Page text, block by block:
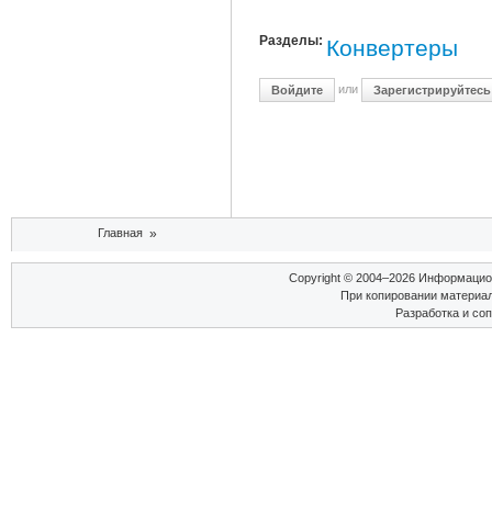
Разделы: Конвертеры
Войдите или Зарегистрируйтесь
Главная »
Copyright © 2004–2026
При копировании
Разработка и